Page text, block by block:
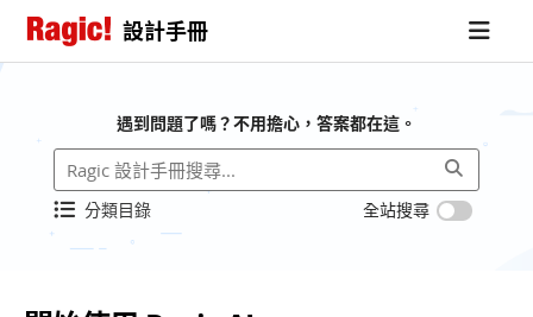
設計手冊
遇到問題了嗎？不用擔心，答案都在這。
分類目錄 全站搜尋